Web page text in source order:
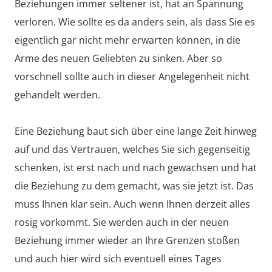
Beziehungen immer seltener ist, hat an Spannung
verloren. Wie sollte es da anders sein, als dass Sie es
eigentlich gar nicht mehr erwarten können, in die
Arme des neuen Geliebten zu sinken. Aber so
vorschnell sollte auch in dieser Angelegenheit nicht
gehandelt werden.
Eine Beziehung baut sich über eine lange Zeit hinweg
auf und das Vertrauen, welches Sie sich gegenseitig
schenken, ist erst nach und nach gewachsen und hat
die Beziehung zu dem gemacht, was sie jetzt ist. Das
muss Ihnen klar sein. Auch wenn Ihnen derzeit alles
rosig vorkommt. Sie werden auch in der neuen
Beziehung immer wieder an Ihre Grenzen stoßen
und auch hier wird sich eventuell eines Tages